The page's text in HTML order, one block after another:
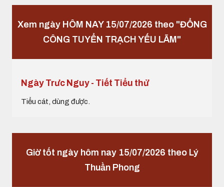
Xem ngày HÔM NAY 15/07/2026 theo "ĐỔNG
CÔNG TUYỂN TRẠCH YẾU LÃM"
Ngày Trưc Nguy - Tiết Tiểu thử
Tiểu cát, dùng được.
Giờ tốt ngày hôm nay 15/07/2026 theo Lý
Thuần Phong